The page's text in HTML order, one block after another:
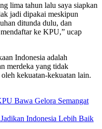
lima tahun lalu saya siapkan
jadi dipakai meskipun
ditunda dulu, dan
ke KPU,” ucap
Indonesia adalah
merdeka yang tidak
kekuatan-kekuatan lain.
Bawa Gelora Semangat
Indonesia Lebih Baik